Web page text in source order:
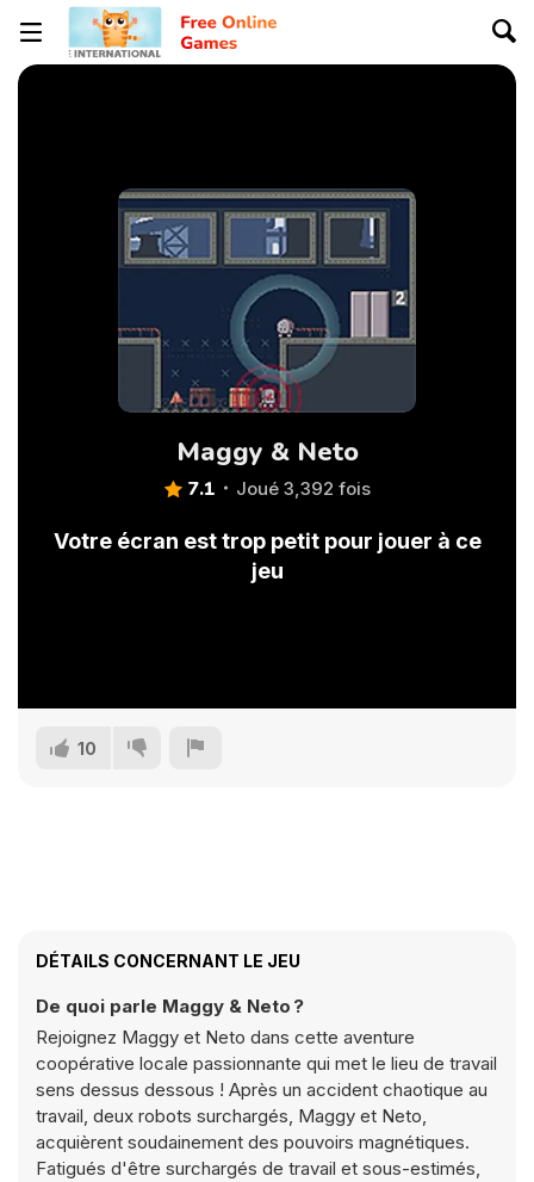
Maggy & Neto
7.1 Joué 3,392 fois
Votre écran est trop petit pour jouer à ce
jeu
10
DÉTAILS CONCERNANT LE JEU
De quoi parle Maggy & Neto ?
Rejoignez Maggy et Neto dans cette aventure
coopérative locale passionnante qui met le lieu de travail
sens dessus dessous ! Après un accident chaotique au
travail, deux robots surchargés, Maggy et Neto,
acquièrent soudainement des pouvoirs magnétiques.
Fatigués d'être surchargés de travail et sous-estimés,